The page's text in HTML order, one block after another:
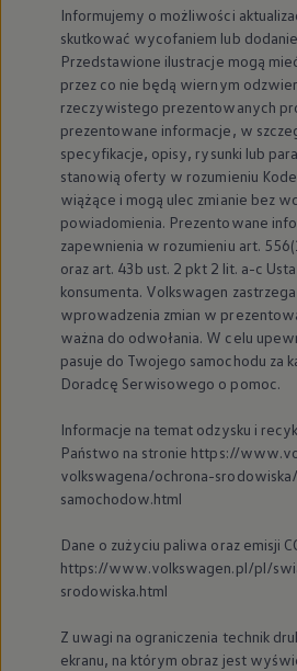
Informujemy o możliwości
skutkować wycofaniem lub
Przedstawione ilustracje mogą
przez co nie będą wiernym
rzeczywistego prezentowanych
prezentowane informacje, w
specyfikacje, opisy, rysunki lub
stanowią oferty w rozumieniu
wiążące i mogą ulec zmianie bez
powiadomienia. Prezentowane
zapewnienia w rozumieniu art.
oraz art. 43b ust. 2 pkt 2 lit. a-c
konsumenta. Volkswagen
wprowadzenia zmian w
ważna do odwołania. W celu
pasuje do Twojego samochodu za
Doradcę Serwisowego o pomoc.
Informacje na temat odzysku i
Państwo na stronie https://
volkswagena/ochrona-
samochodow.html
Dane o zużyciu paliwa oraz emisji
https://www.volkswagen.pl/pl/
srodowiska.html
Z uwagi na ograniczenia technik
ekranu, na którym obraz jest